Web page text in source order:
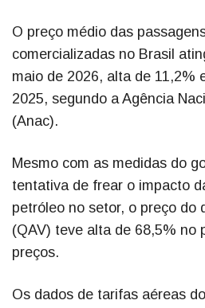
O preço médio das
comercializadas no Brasil
maio de 2026, alta de 11,2%
2025, segundo a Agência
(Anac).
Mesmo com as medidas do
tentativa de frear o impacto
petróleo no setor, o preço do
(QAV) teve alta de 68,5% no
preços.
Os dados de tarifas aéreas